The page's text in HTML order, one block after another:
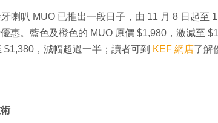
喇叭 MUO 已推出一段日子，由 11 月 8 日起至
惠。藍色及橙色的 MUO 原價 $1,980，激減至
，減幅超過一半；讀者可到 KEF 網店了解